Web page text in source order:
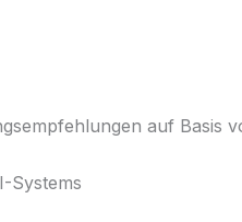
auf Basis
Systems